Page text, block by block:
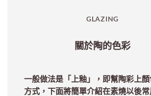
一般做法是「上釉」，即幫陶彩上顏